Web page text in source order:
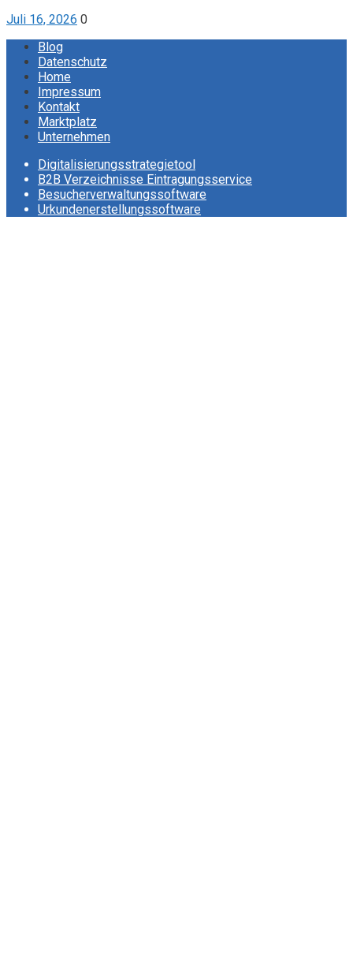
Juli 16, 2026 0
Blog
Datenschutz
Home
Impressum
Kontakt
Marktplatz
Unternehmen
Digitalisierungsstrategietool
B2B Verzeichnisse Eintragungsservice
Besucherverwaltungssoftware
Urkundenerstellungssoftware